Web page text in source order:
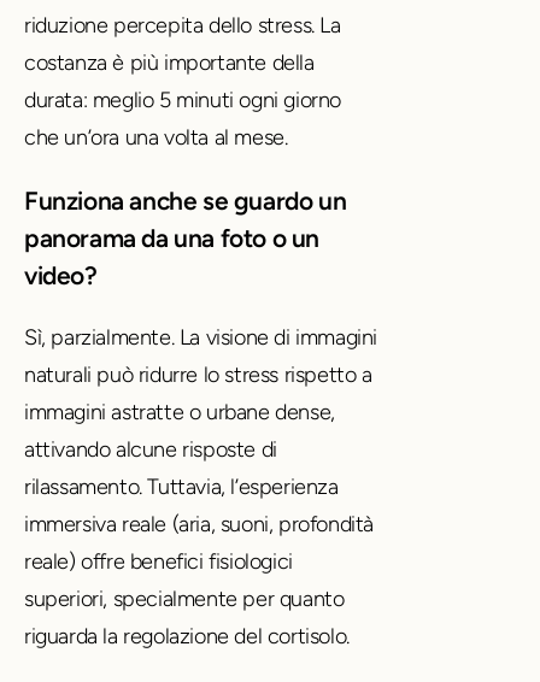
riduzione percepita dello stress. La
costanza è più importante della
durata: meglio 5 minuti ogni giorno
che un’ora una volta al mese.
Funziona anche se guardo un
panorama da una foto o un
video?
Sì, parzialmente. La visione di immagini
naturali può ridurre lo stress rispetto a
immagini astratte o urbane dense,
attivando alcune risposte di
rilassamento. Tuttavia, l’esperienza
immersiva reale (aria, suoni, profondità
reale) offre benefici fisiologici
superiori, specialmente per quanto
riguarda la regolazione del cortisolo.